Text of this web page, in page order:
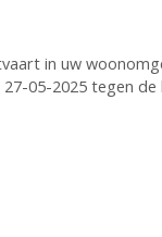
in uw
05-2025 tegen